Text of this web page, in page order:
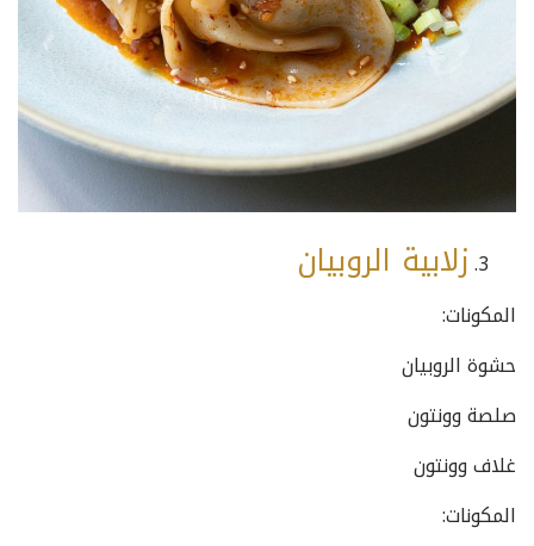
زلابية الروبيان
المكونات:
حشوة الروبيان
صلصة وونتون
غلاف وونتون
المكونات: